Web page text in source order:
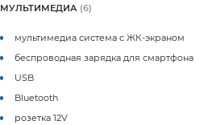
МУЛЬТИМЕДИА (6)
мультимедиа система с ЖК-экраном
беспроводная зарядка для смартфона
USB
Bluetooth
розетка 12V